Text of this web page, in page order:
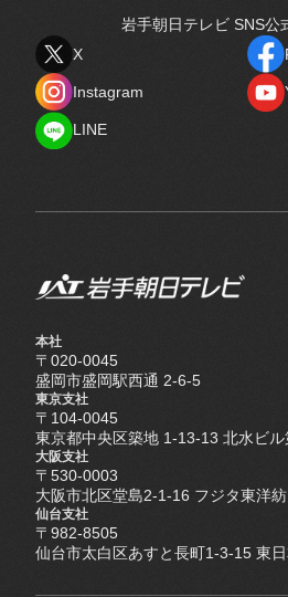
岩手朝日テレビ SNS公
X
Instagram
LINE
本社
〒020-0045
盛岡市盛岡駅西通 2-6-5
東京支社
〒104-0045
東京都中央区築地 1-13-13 北水ビル
大阪支社
〒530-0003
大阪市北区堂島2-1-16 フジタ東洋
仙台支社
〒982-8505
仙台市太白区あすと長町1-3-15 東